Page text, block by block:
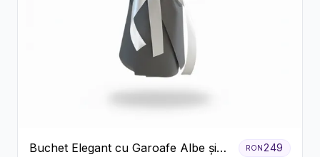
Buchet Elegant cu Garoafe Albe și
RON249